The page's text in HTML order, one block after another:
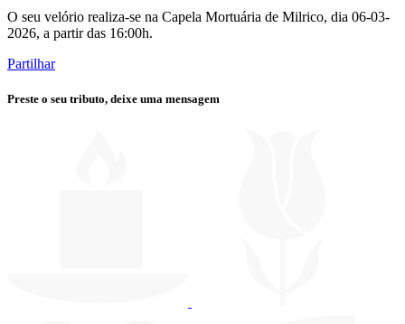
O seu velório realiza-se na Capela Mortuária de Milrico, dia 06-03-
2026, a partir das 16:00h.
Partilhar
Preste o seu tributo, deixe uma mensagem